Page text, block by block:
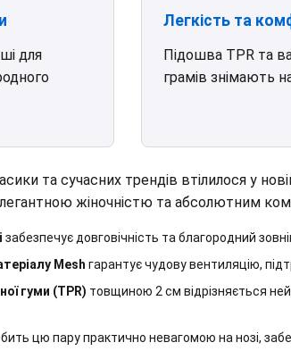
для
Легкість та
Підошва TPR та
грамів знімають
та сучасних трендів втілилося у
жіночністю та абсолютним
забезпечує довговічність та благородний
Mesh гарантує чудову вентиляцію,
гуми (TPR) товщиною 2 см відрізняється
цю пару практично невагомою на нозі,